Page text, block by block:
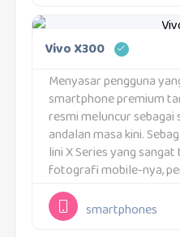
Vivo X300
Menyasar pengguna
smartphone premium
resmi meluncur
andalan masa kini.
lini X Series yang
fotografi mobile-nya,
khusus untuk memenuhi
kreator konten digital.
memadukan ketajaman
smartphones